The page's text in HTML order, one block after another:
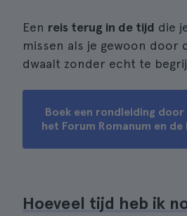
Een reis terug in de tijd die
missen als je gewoon door
dwaalt zonder echt te
Boek een rondleiding
het Forum Romanum en de
Hoeveel tijd heb ik